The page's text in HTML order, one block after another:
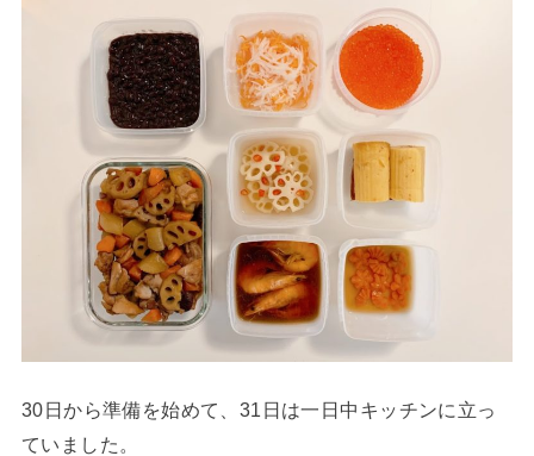
30日から準備を始めて、31日は一日中キッチンに立っ
ていました。